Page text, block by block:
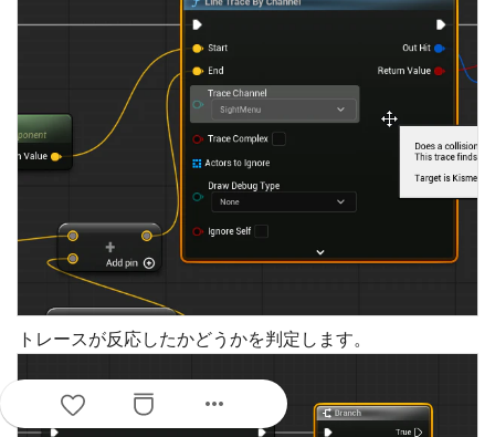
トレースが反応したかどうかを判定します。
more_horiz